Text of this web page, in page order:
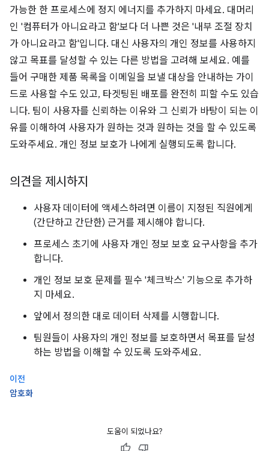
가능한 한 프로세스에 정지 에너지를 추가하지 마세요. 대머리
인 '컴퓨터가 아니요라고 함'보다 더 나쁜 것은 '내부 조절 장치
가 아니요라고 함'입니다. 대신 사용자의 개인 정보를 사용하지
않고 목표를 달성할 수 있는 다른 방법을 고려해 보세요. 예를
들어 구매한 제품 목록을 이메일을 보낼 대상을 안내하는 가이
드로 사용할 수도 있고, 타겟팅된 배포를 완전히 피할 수도 있습
니다. 팀이 사용자를 신뢰하는 이유와 그 신뢰가 바탕이 되는 이
유를 이해하여 사용자가 원하는 것과 원하는 것을 할 수 있도록
도와주세요. 개인 정보 보호가 나에게 실행되도록 합니다.
의견을 제시하지
사용자 데이터에 액세스하려면 이름이 지정된 직원에게
(간단하고 간단한) 근거를 제시해야 합니다.
프로세스 초기에 사용자 개인 정보 보호 요구사항을 추가
합니다.
개인 정보 보호 문제를 필수 '체크박스' 기능으로 추가하
지 마세요.
앞에서 정의한 대로 데이터 삭제를 시행합니다.
팀원들이 사용자의 개인 정보를 보호하면서 목표를 달성
하는 방법을 이해할 수 있도록 도와주세요.
이전
암호화
도움이 되었나요?